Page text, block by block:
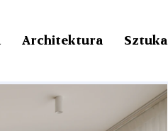
Architektura Sztuka